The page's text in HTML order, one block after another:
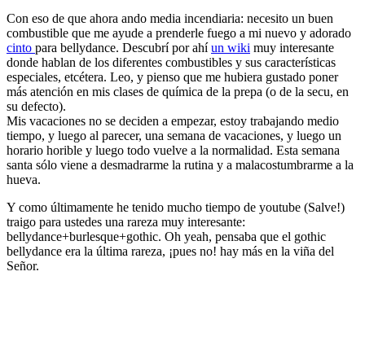
Con eso de que ahora ando media incendiaria: necesito un buen
combustible que me ayude a prenderle fuego a mi nuevo y adorado
cinto para bellydance. Descubrí por ahíun wiki muy interesante
donde hablan de los diferentes combustibles y sus características
especiales, etcétera. Leo, y pienso que me hubiera gustado poner
más atención en mis clases de química de la prepa (o de la secu, en
su defecto).
Mis vacaciones no se deciden a empezar, estoy trabajando medio
tiempo, y luego al parecer, una semana de vacaciones, y luego un
horario horible y luego todo vuelve a la normalidad. Esta semana
santa sólo viene a desmadrarme la rutina y a malacostumbrarme a la
hueva.
Y como últimamente he tenido mucho tiempo de youtube (Salve!)
traigo para ustedes una rareza muy interesante:
bellydance+burlesque+gothic. Oh yeah, pensaba que el gothic
bellydance era la última rareza, ¡pues no! hay más en la viña del
Señor.